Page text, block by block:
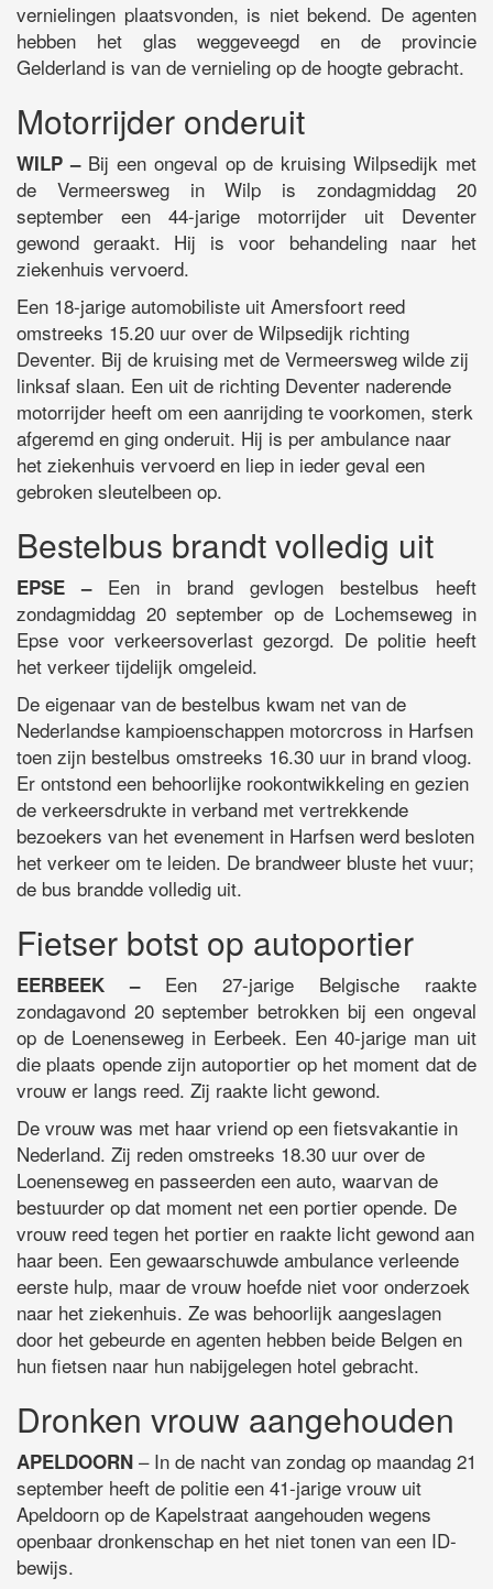
vernielingen plaatsvonden, is niet bekend. De agenten
hebben het glas weggeveegd en de provincie
Gelderland is van de vernieling op de hoogte gebracht.
Motorrijder onderuit
WILP –Bij een ongeval op de kruising Wilpsedijk met
de Vermeersweg in Wilp is zondagmiddag 20
september een 44-jarige motorrijder uit Deventer
gewond geraakt. Hij is voor behandeling naar het
ziekenhuis vervoerd.
Een 18-jarige automobiliste uit Amersfoort reed
omstreeks 15.20 uur over de Wilpsedijk richting
Deventer. Bij de kruising met de Vermeersweg wilde zij
linksaf slaan. Een uit de richting Deventer naderende
motorrijder heeft om een aanrijding te voorkomen, sterk
afgeremd en ging onderuit. Hij is per ambulance naar
het ziekenhuis vervoerd en liep in ieder geval een
gebroken sleutelbeen op.
Bestelbus brandt volledig uit
EPSE –Een in brand gevlogen bestelbus heeft
zondagmiddag 20 september op de Lochemseweg in
Epse voor verkeersoverlast gezorgd. De politie heeft
het verkeer tijdelijk omgeleid.
De eigenaar van de bestelbus kwam net van de
Nederlandse kampioenschappen motorcross in Harfsen
toen zijn bestelbus omstreeks 16.30 uur in brand vloog.
Er ontstond een behoorlijke rookontwikkeling en gezien
de verkeersdrukte in verband met vertrekkende
bezoekers van het evenement in Harfsen werd besloten
het verkeer om te leiden. De brandweer bluste het vuur;
de bus brandde volledig uit.
Fietser botst op autoportier
EERBEEK –Een 27-jarige Belgische raakte
zondagavond 20 september betrokken bij een ongeval
op de Loenenseweg in Eerbeek. Een 40-jarige man uit
die plaats opende zijn autoportier op het moment dat de
vrouw er langs reed. Zij raakte licht gewond.
De vrouw was met haar vriend op een fietsvakantie in
Nederland. Zij reden omstreeks 18.30 uur over de
Loenenseweg en passeerden een auto, waarvan de
bestuurder op dat moment net een portier opende. De
vrouw reed tegen het portier en raakte licht gewond aan
haar been. Een gewaarschuwde ambulance verleende
eerste hulp, maar de vrouw hoefde niet voor onderzoek
naar het ziekenhuis. Ze was behoorlijk aangeslagen
door het gebeurde en agenten hebben beide Belgen en
hun fietsen naar hun nabijgelegen hotel gebracht.
Dronken vrouw aangehouden
APELDOORN – In de nacht van zondag op maandag 21
september heeft de politie een 41-jarige vrouw uit
Apeldoorn op de Kapelstraat aangehouden wegens
openbaar dronkenschap en het niet tonen van een ID-
bewijs.